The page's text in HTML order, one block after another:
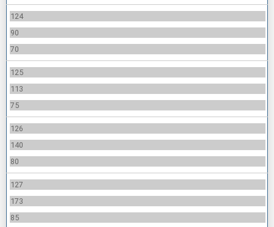
124
90
70
125
113
75
126
140
80
127
173
85